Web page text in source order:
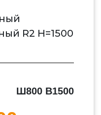
R2 H=1500
Ш800 В1500